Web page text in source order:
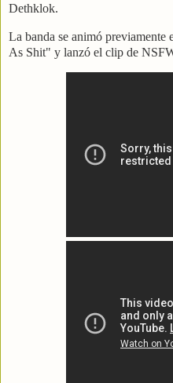
Dethklok.
La banda se animó
As Shit" y lanzó el clip de